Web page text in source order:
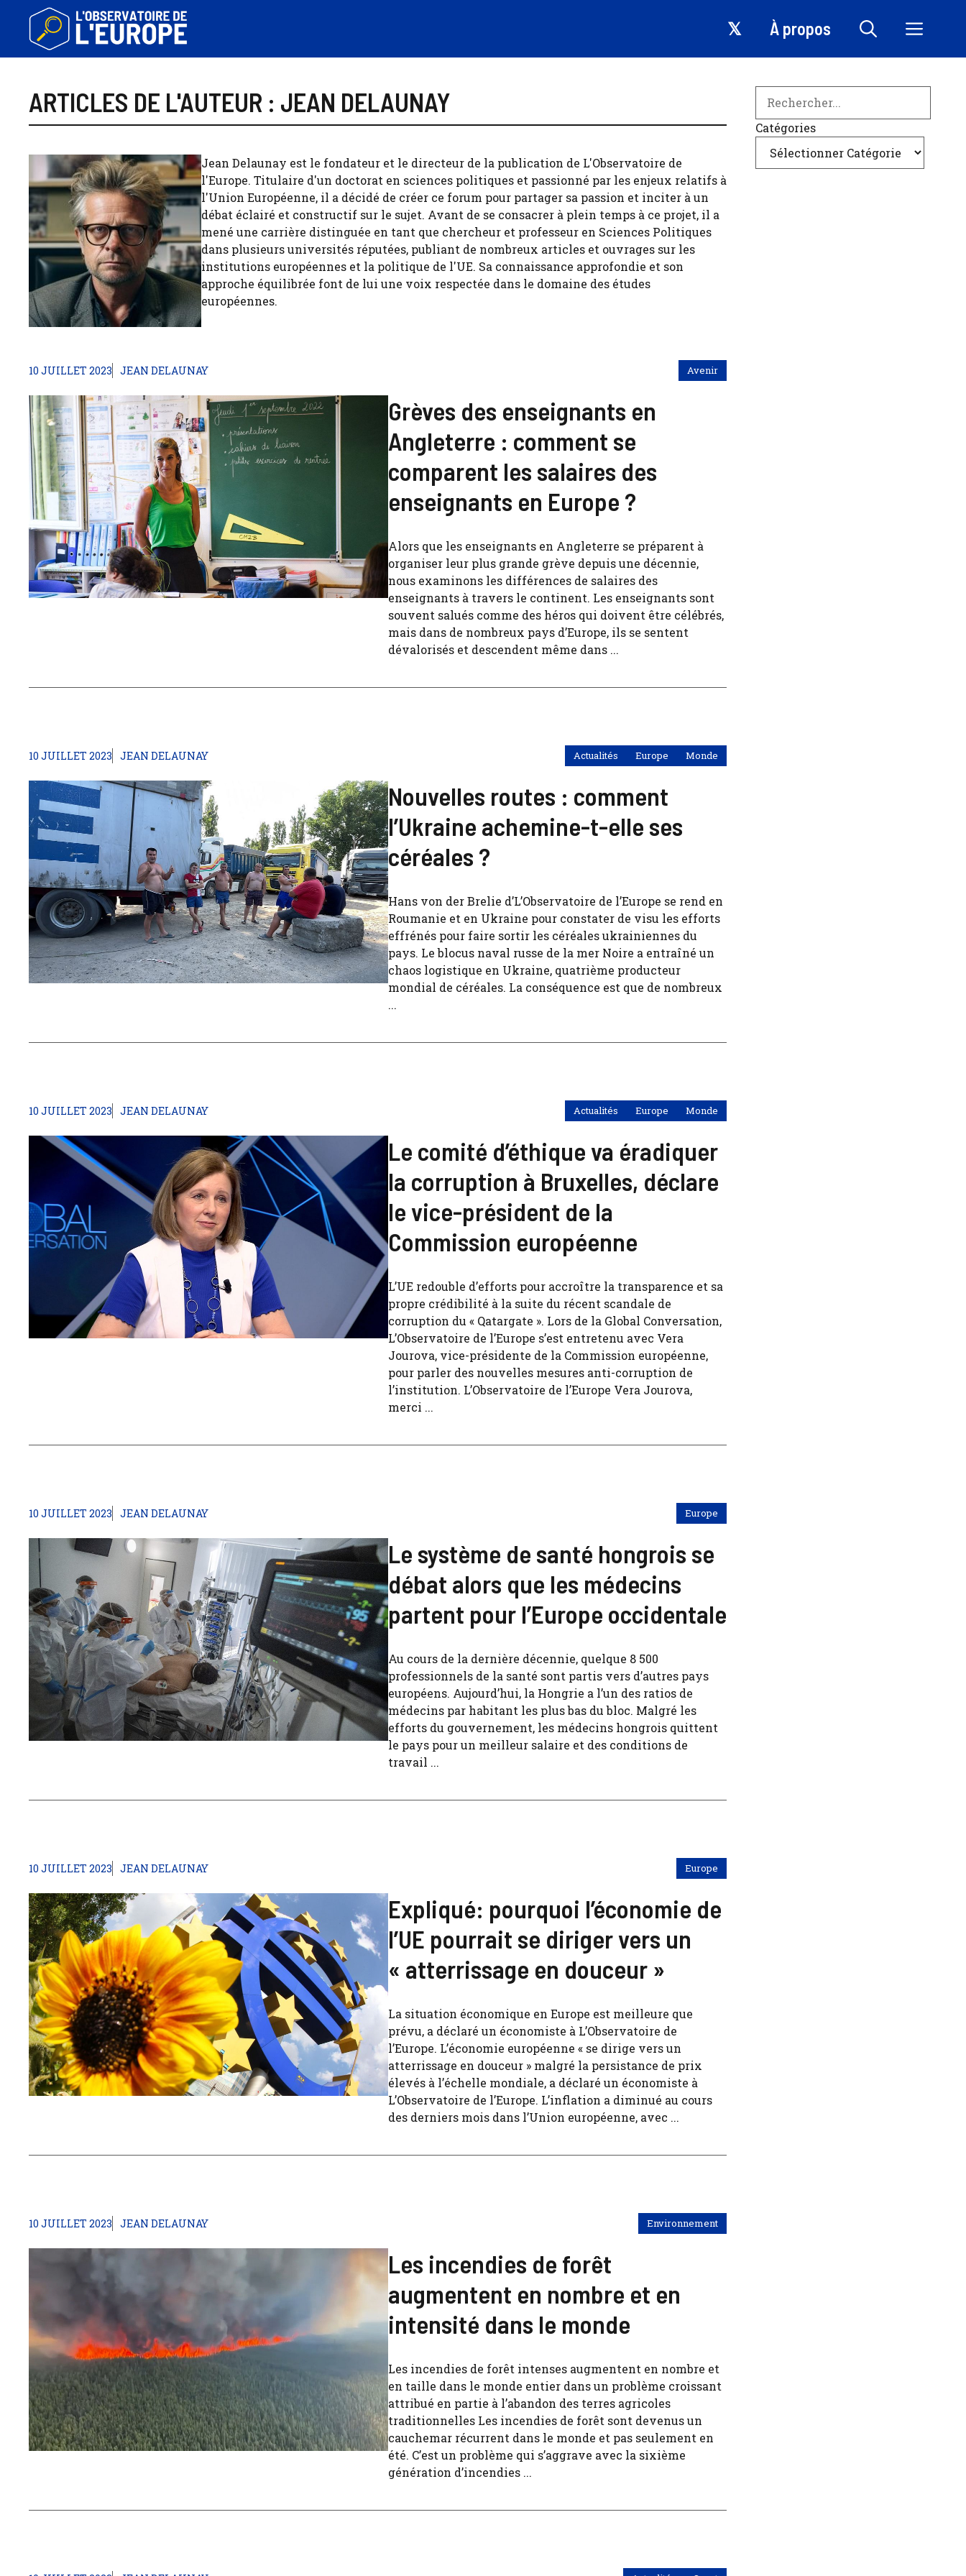
contenu
𝕏 À propos
ARTICLES DE L'AUTEUR : JEAN DELAUNAY
Jean Delaunay est le fondateur et le directeur de la publication de L'Observatoire de
l'Europe. Titulaire d'un doctorat en sciences politiques et passionné par les enjeux relatifs à
l'Union Européenne, il a décidé de créer ce forum pour partager sa passion et inciter à un
débat éclairé et constructif sur le sujet. Avant de se consacrer à plein temps à ce projet, il a
mené une carrière distinguée en tant que chercheur et professeur en Sciences Politiques
dans plusieurs universités réputées, publiant de nombreux articles et ouvrages sur les
institutions européennes et la politique de l'UE. Sa connaissance approfondie et son
approche équilibrée font de lui une voix respectée dans le domaine des études
européennes.
10 JUILLET 2023 JEAN DELAUNAY Avenir
Grèves des enseignants en
Angleterre : comment se
comparent les salaires des
enseignants en Europe ?
Alors que les enseignants en Angleterre se préparent à
organiser leur plus grande grève depuis une décennie,
nous examinons les différences de salaires des
enseignants à travers le continent. Les enseignants sont
souvent salués comme des héros qui doivent être célébrés,
mais dans de nombreux pays d’Europe, ils se sentent
dévalorisés et descendent même dans ...
10 JUILLET 2023 JEAN DELAUNAY Actualités Europe Monde
Nouvelles routes : comment
l’Ukraine achemine-t-elle ses
céréales ?
Hans von der Brelie d’L’Observatoire de l’Europe se rend en
Roumanie et en Ukraine pour constater de visu les efforts
effrénés pour faire sortir les céréales ukrainiennes du
pays. Le blocus naval russe de la mer Noire a entraîné un
chaos logistique en Ukraine, quatrième producteur
mondial de céréales. La conséquence est que de nombreux
...
10 JUILLET 2023 JEAN DELAUNAY Actualités Europe Monde
Le comité d’éthique va éradiquer
la corruption à Bruxelles, déclare
le vice-président de la
Commission européenne
L’UE redouble d’efforts pour accroître la transparence et sa
propre crédibilité à la suite du récent scandale de
corruption du « Qatargate ». Lors de la Global Conversation,
L’Observatoire de l’Europe s’est entretenu avec Vera
Jourova, vice-présidente de la Commission européenne,
pour parler des nouvelles mesures anti-corruption de
l’institution. L’Observatoire de l’Europe Vera Jourova,
merci ...
10 JUILLET 2023 JEAN DELAUNAY Europe
Le système de santé hongrois se
débat alors que les médecins
partent pour l’Europe occidentale
Au cours de la dernière décennie, quelque 8 500
professionnels de la santé sont partis vers d’autres pays
européens. Aujourd’hui, la Hongrie a l’un des ratios de
médecins par habitant les plus bas du bloc. Malgré les
efforts du gouvernement, les médecins hongrois quittent
le pays pour un meilleur salaire et des conditions de
travail ...
10 JUILLET 2023 JEAN DELAUNAY Europe
Expliqué: pourquoi l’économie de
l’UE pourrait se diriger vers un
« atterrissage en douceur »
La situation économique en Europe est meilleure que
prévu, a déclaré un économiste à L’Observatoire de
l’Europe. L’économie européenne « se dirige vers un
atterrissage en douceur » malgré la persistance de prix
élevés à l’échelle mondiale, a déclaré un économiste à
L’Observatoire de l’Europe. L’inflation a diminué au cours
des derniers mois dans l’Union européenne, avec ...
10 JUILLET 2023 JEAN DELAUNAY Environnement
Les incendies de forêt
augmentent en nombre et en
intensité dans le monde
Les incendies de forêt intenses augmentent en nombre et
en taille dans le monde entier dans un problème croissant
attribué en partie à l’abandon des terres agricoles
traditionnelles Les incendies de forêt sont devenus un
cauchemar récurrent dans le monde et pas seulement en
été. C’est un problème qui s’aggrave avec la sixième
génération d’incendies ...
Catégories